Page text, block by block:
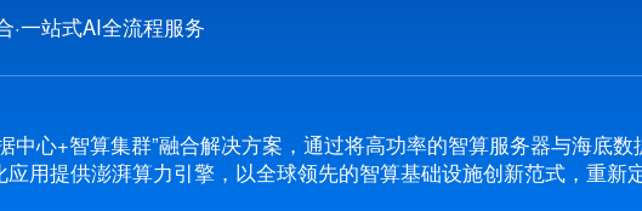
·一站式AI全流程服务
中心+智算集群”融合解决方案，通过将高功率的智算服务器与海底
用提供澎湃算力引擎，以全球领先的智算基础设施创新范式，重新